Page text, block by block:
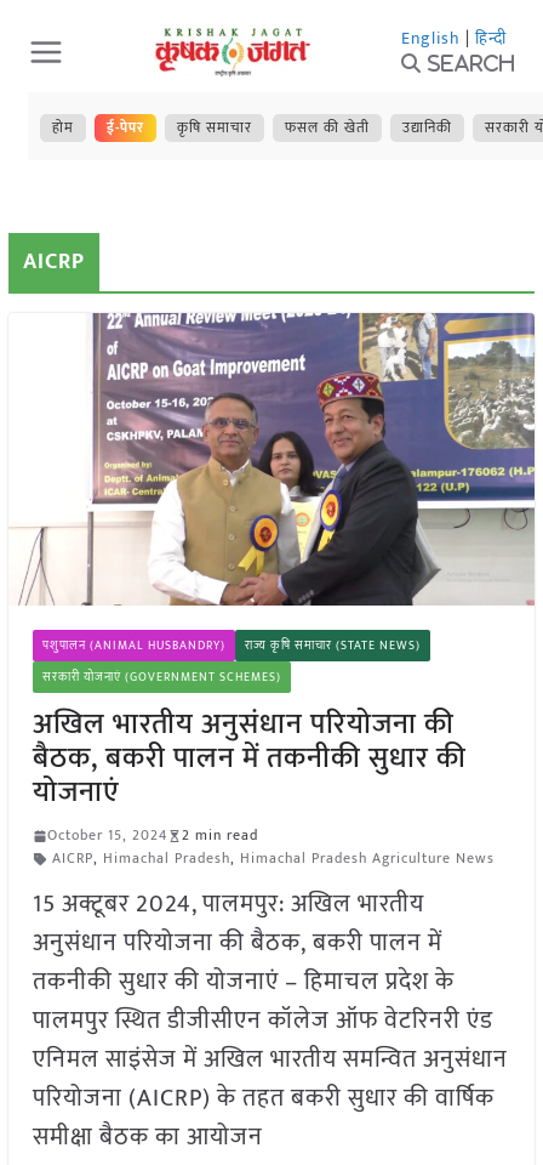
Skip
to
content
English | हिन्दी
Search
होम ई-पेपर कृषि समाचार फसल की खेती उद्यानिकी सरकारी
AICRP
पशुपालन (ANIMAL HUSBANDRY)
राज्य कृषि समाचार (STATE NEWS)
सरकारी योजनाएं (GOVERNMENT SCHEMES)
अखिल भारतीय अनुसंधान परियोजना की
बैठक, बकरी पालन में तकनीकी सुधार की
योजनाएं
October 15, 2024
2 min read
AICRP, Himachal Pradesh, Himachal Pradesh Agriculture News
15 अक्टूबर 2024, पालमपुर: अखिल भारतीय
अनुसंधान परियोजना की बैठक, बकरी पालन में
तकनीकी सुधार की योजनाएं – हिमाचल प्रदेश के
पालमपुर स्थित डीजीसीएन कॉलेज ऑफ वेटरिनरी एंड
एनिमल साइंसेज में अखिल भारतीय समन्वित अनुसंधान
परियोजना (AICRP) के तहत बकरी सुधार की वार्षिक
समीक्षा बैठक का आयोजन